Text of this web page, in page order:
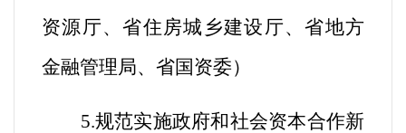
资源厅、省住房城乡建设厅、省地方
金融管理局、省国资委）
5.规范实施政府和社会资本合作新